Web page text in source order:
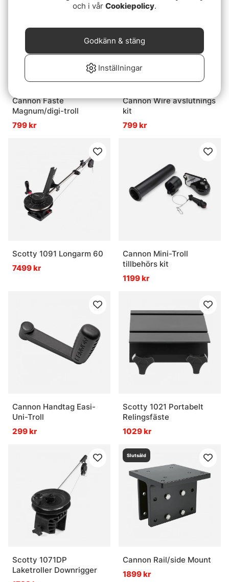
Cannon Fäste
Magnum/digi-troll
799 kr
Cannon Wire avslutnings
kit
799 kr
Scotty 1091 Longarm 60
7499 kr
Cannon Mini-Troll
tillbehörs kit
1199 kr
Cannon Handtag Easi-
Uni-Troll
299 kr
Scotty 1021 Portabelt
Relingsfäste
1029 kr
Scotty 1071DP
Laketroller Downrigger
Slutsåld
Cannon Rail/side Mount
1899 kr
och i vår Cookiepolicy.
Inställningar
Godkänn & stäng